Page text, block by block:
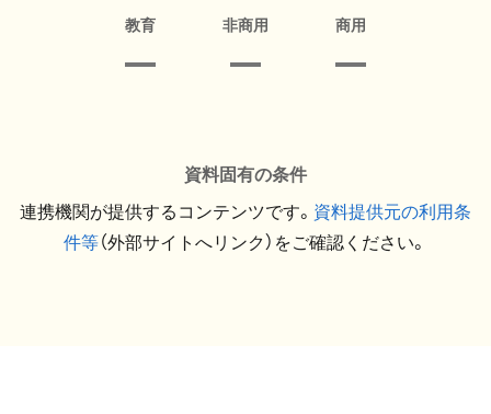
教育 非商用 商用
資料固有の条件
連携機関が提供するコンテンツです。 資料提供元の利用条
件等（外部サイトへリンク）をご確認ください。